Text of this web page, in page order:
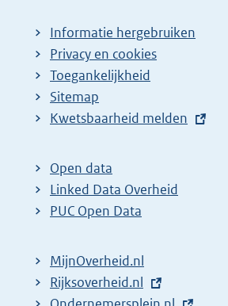
Informatie hergebruiken
Privacy en cookies
Toegankelijkheid
Sitemap
E
t
e
r
l
i
Kwetsbaarheid melden
Open data
Linked Data Overheid
PUC Open Data
MijnOverheid.nl
E
Rijksoverheid.nl